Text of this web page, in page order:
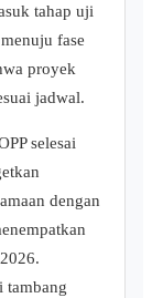
tahap uji
fase
proyek
jadwal.
selesai
dengan
tambang